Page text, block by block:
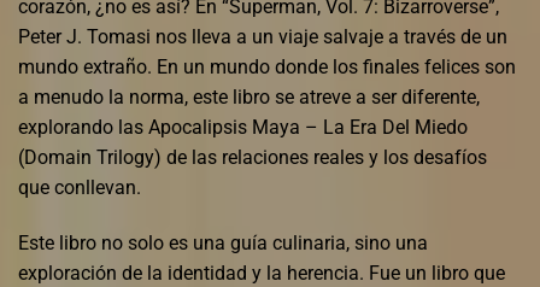
corazón, ¿no es así? En “Superman, Vol. 7: Bizarroverse”,
Peter J. Tomasi nos lleva a un viaje salvaje a través de un
mundo extraño. En un mundo donde los finales felices son
a menudo la norma, este libro se atreve a ser diferente,
explorando las Apocalipsis Maya – La Era Del Miedo
(Domain Trilogy) de las relaciones reales y los desafíos
que conllevan.
Este libro no solo es una guía culinaria, sino una
exploración de la identidad y la herencia. Fue un libro que